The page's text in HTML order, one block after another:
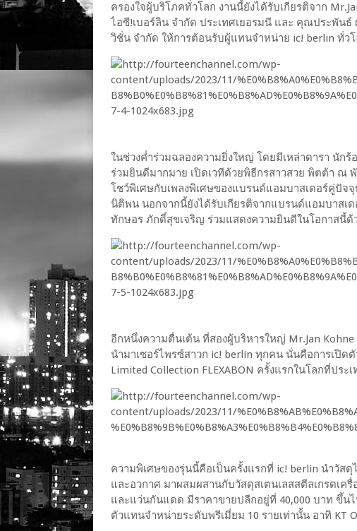
ครองใจผู้บริโภคทั่วโลก งานนี้ยังได้รับเกียรติจาก
ไอซี!เบอร์ลิน จำกัด ประเทศเยอรมนี และ คุณประพันธ์
วิชั่น จำกัด ให้การต้อนรับผู้แทนจำหน่าย ic! berlin ทั่ว
ในช่วงค่ำร่วมฉลองความยิ่งใหญ่ โดยมีเหล่าดารา นักร้
ร่วมยินดีมากมาย เปิดเวทีด้วยพิธีกรสาวสวย พิตต้า ณ
โชว์พิเศษกับเพลงพิเศษของแบรนด์แอมบาสเดอร์คู่
นิติพน นอกจากนี้ยังได้รับเกียรติจากแบรนด์แอมบาส
ทักษอร ภักดิ์สุขเจริญ ร่วมแสดงความยินดีในโอกาสนี้ด้
อีกหนึ่งความตื่นเต้น ที่สองผู้บริหารใหญ่ Mr.Jan
นำมาเซอร์ไพรซ์สาวก ic! berlin ทุกคน นั่นคือการเปิด
Limited Collection FLEXABON ครั้งแรกในโลกที่ประ
ความพิเศษของรุ่นนี้คือเป็นครั้งแรกที่ ic! berlin นำวัส
และอวกาศ มาผสมผสานกับวัสดุสเตนเลสสตีลเกรดเ
และแว่นกันแดด มีราคาขายปลีกอยู่ที่ 40,000 บาท ขึ้น
ตัวแทนจำหน่ายระดับพรีเมี่ยม 10 รายเท่านั้น อาทิ KT